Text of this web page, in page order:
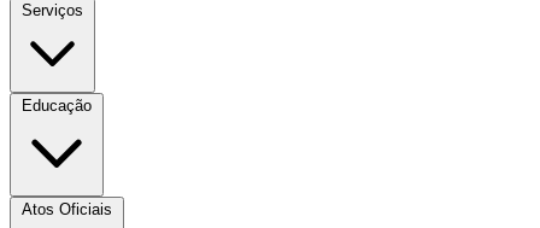
Serviços
Educação
Atos Oficiais